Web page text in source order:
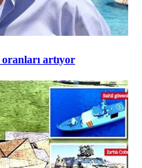
artıyor